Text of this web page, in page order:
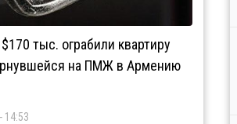
тыс. ограбили квартиру
на ПМЖ в Армению
14:53